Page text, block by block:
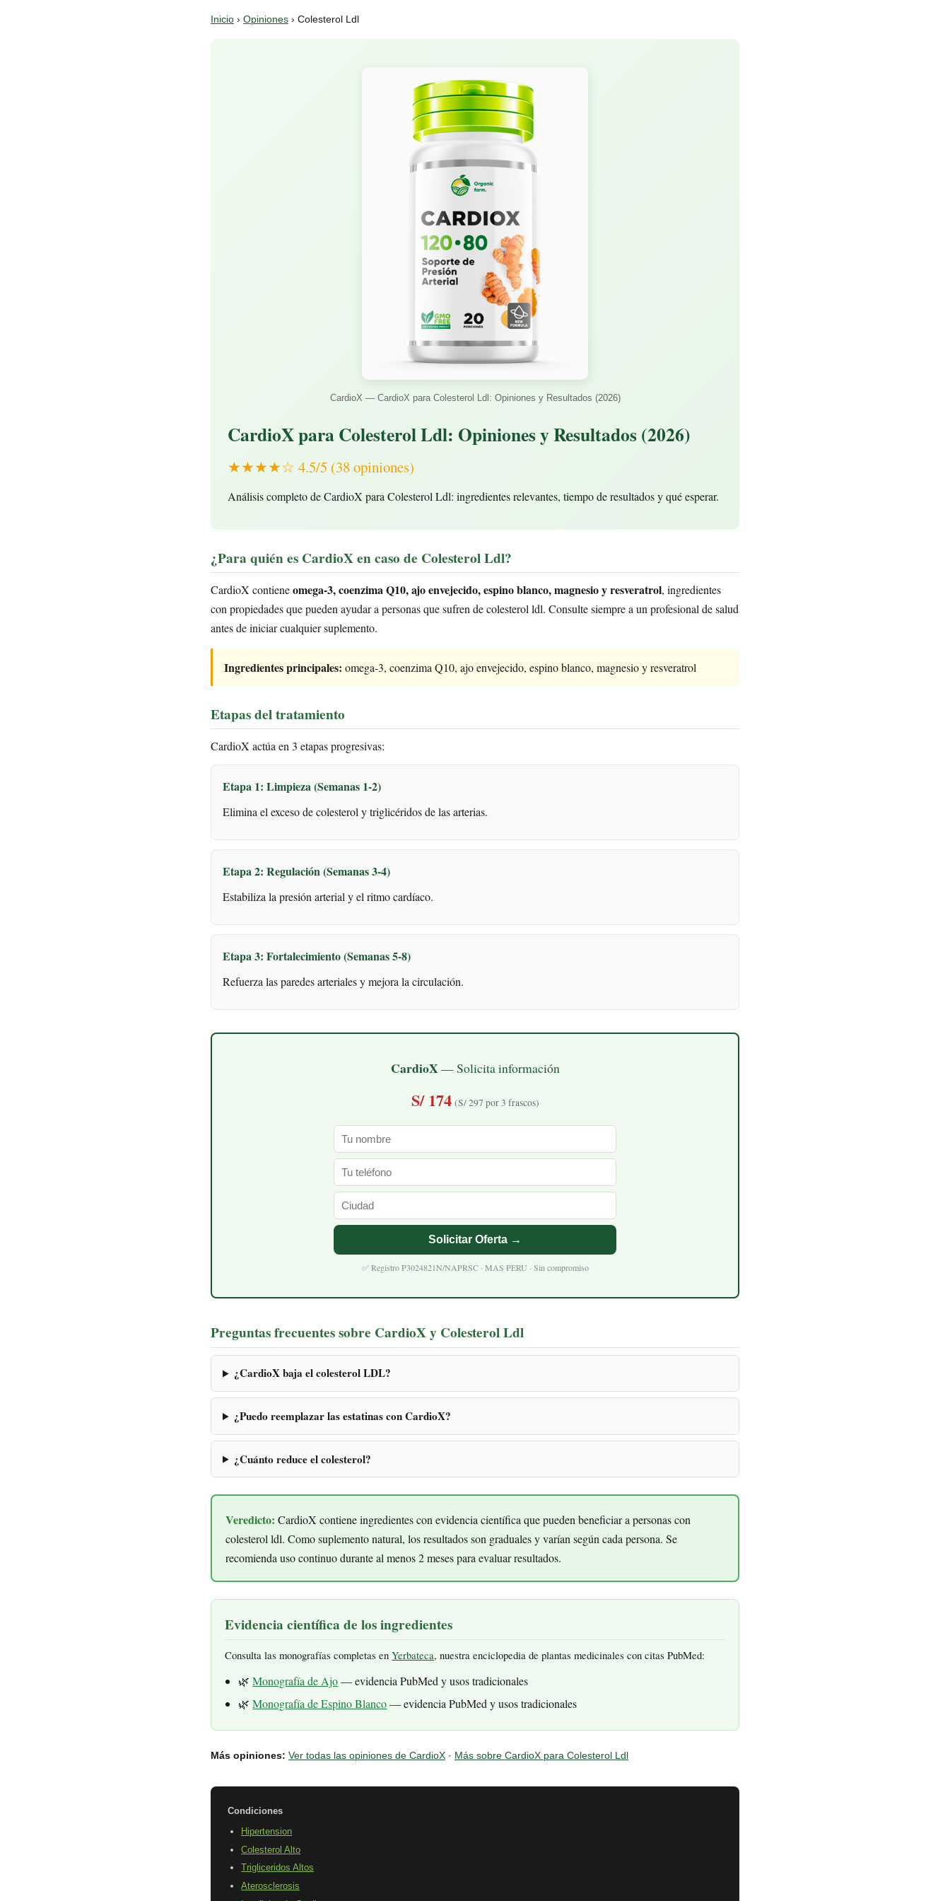
Inicio › Opiniones › Colesterol Ldl
CardioX — CardioX para Colesterol Ldl: Opiniones y Resultados (2026)
CardioX para Colesterol Ldl: Opiniones y Resultados (2026)
★★★★☆ 4.5/5 (38 opiniones)
Análisis completo de CardioX para Colesterol Ldl: ingredientes relevantes, tiempo de resultados y qué esperar.
¿Para quién es CardioX en caso de Colesterol Ldl?
CardioX contieneomega-3, coenzima Q10, ajo envejecido, espino blanco, magnesio y resveratrol, ingredientes
con propiedades que pueden ayudar a personas que sufren de colesterol ldl. Consulte siempre a un profesional de salud
antes de iniciar cualquier suplemento.
Ingredientes principales: omega-3, coenzima Q10, ajo envejecido, espino blanco, magnesio y resveratrol
Etapas del tratamiento
CardioX actúa en 3 etapas progresivas:
Etapa 1: Limpieza (Semanas 1-2)
Elimina el exceso de colesterol y triglicéridos de las arterias.
Etapa 2: Regulación (Semanas 3-4)
Estabiliza la presión arterial y el ritmo cardíaco.
Etapa 3: Fortalecimiento (Semanas 5-8)
Refuerza las paredes arteriales y mejora la circulación.
CardioX— Solicita información
S/ 174 (S/ 297 por 3 frascos)
Solicitar Oferta →
✅ Registro P3024821N/NAPRSC · MAS PERU · Sin compromiso
Preguntas frecuentes sobre CardioX y Colesterol Ldl
¿CardioX baja el colesterol LDL?
¿Puedo reemplazar las estatinas con CardioX?
¿Cuánto reduce el colesterol?
Veredicto: CardioX contiene ingredientes con evidencia científica que pueden beneficiar a personas con
colesterol ldl. Como suplemento natural, los resultados son graduales y varían según cada persona. Se
recomienda uso continuo durante al menos 2 meses para evaluar resultados.
Evidencia científica de los ingredientes
Consulta las monografías completas enYerbateca, nuestra enciclopedia de plantas medicinales con citas PubMed:
🌿Monografía de Ajo— evidencia PubMed y usos tradicionales
🌿Monografía de Espino Blanco— evidencia PubMed y usos tradicionales
Más opiniones: Ver todas las opiniones de CardioX · Más sobre CardioX para Colesterol Ldl
Condiciones
Hipertension
Colesterol Alto
Trigliceridos Altos
Aterosclerosis